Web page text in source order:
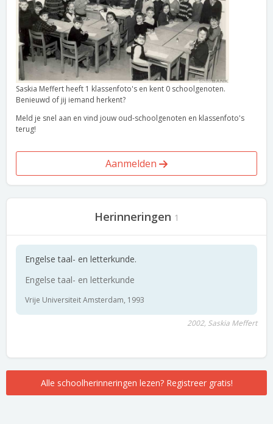
Saskia Meffert heeft 1 klassenfoto's en kent 0 schoolgenoten.
Benieuwd of jij iemand herkent?
Meld je snel aan en vind jouw oud-schoolgenoten en klassenfoto's
terug!
Aanmelden
Herinneringen 1
Engelse taal- en letterkunde.
Engelse taal- en letterkunde
Vrije Universiteit Amsterdam, 1993
2002, Saskia Meffert
Alle schoolherinneringen lezen? Registreer gratis!